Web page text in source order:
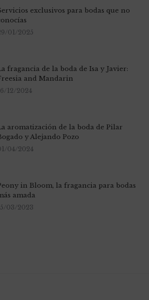
exclusivos para bodas que no
01/2025
fragancia de la boda de Isa y Javier:
and Mandarin
12/2024
aromatización de la boda de Pilar
y Alejando Pozo
04/2024
in Bloom, la fragancia para bodas
amada
03/2023